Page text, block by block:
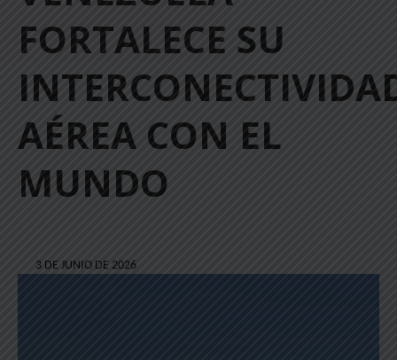
FORTALECE SU
AÉREA CON EL
MUNDO
3 DE JUNIO DE 2026